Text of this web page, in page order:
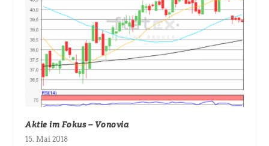
Aktie im Fokus – Vonovia
15. Mai 2018